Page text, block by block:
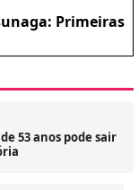
Primeiras
53 anos pode sair